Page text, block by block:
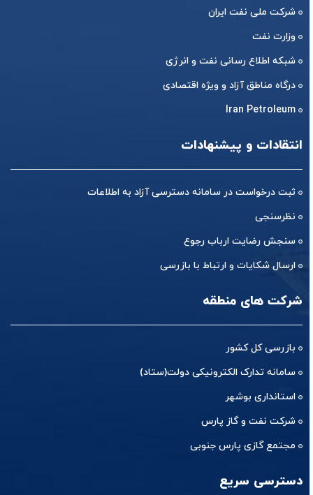
شرکت ملی نفت ایران
وزارت نفت
شبکه اطلاع رسانی نفت و انرژی
درگاه مناطق آزاد و ویژه اقتصادی
Iran Petroleum
انتقادات و پیشنهادات
ثبت درخواست در سامانه دسترسی آزاد به اطلاعات
نظرسنجی
سنجش رضایت ارباب رجوع
ارسال شکایات و ارتباط با بازرسی
شرکت های منطقه
بازرسی کل کشور
سامانه تدارک الکترونیکی دولت(ستاد)
استانداری بوشهر
شرکت نفت و گاز پارس
مجتمع گازی پارس جنوبی
دسترسی سریع